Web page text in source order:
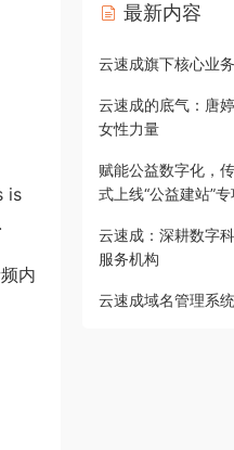
is
内
最新内容
云速成旗下核心业
云速成的底气：唐
女性力量
赋能公益数字化，
式上线“公益建站”
云速成：深耕数字
服务机构
云速成域名管理系